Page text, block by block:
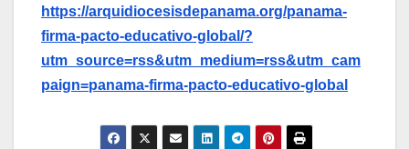
https://arquidiocesisdepanama.org/panama-
firma-pacto-educativo-global/?
utm_source=rss&utm_medium=rss&utm_cam
paign=panama-firma-pacto-educativo-global